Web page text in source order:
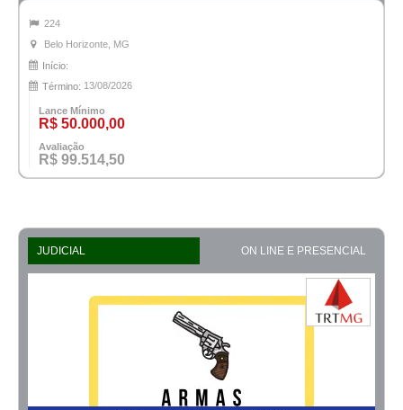
224
Belo Horizonte, MG
Início:
Término: 13/08/2026
Lance Mínimo
R$ 50.000,00
Avaliação
R$ 99.514,50
JUDICIAL ON LINE E PRESENCIAL